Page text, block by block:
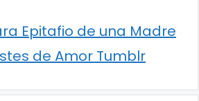
Epitafio de una Madre
de Amor Tumblr